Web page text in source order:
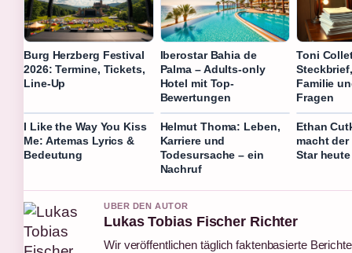
Burg Herzberg Festival
2026: Termine, Tickets,
Line-Up
Iberostar Bahia de
Palma – Adults-only
Hotel mit Top-
Bewertungen
Toni
Familie
Fragen
I Like the Way You Kiss
Me: Artemas Lyrics &
Bedeutung
Helmut Thoma: Leben,
Karriere und
Todesursache – ein
Nachruf
Ethan
macht der
Star heute
UBER DEN AUTOR
Lukas Tobias Fischer Richter
Wir veröffentlichen täglich faktenbasierte